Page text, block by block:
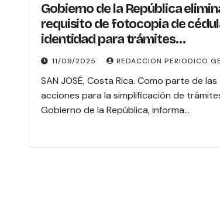
Gobierno de la República
requisito de fotocopia de
identidad para trámites
presenciales
11/09/2025 REDACCION PERIODICO
SAN JOSÉ, Costa Rica. Como parte de las
acciones para la simplificación de
Gobierno de la República, informa…